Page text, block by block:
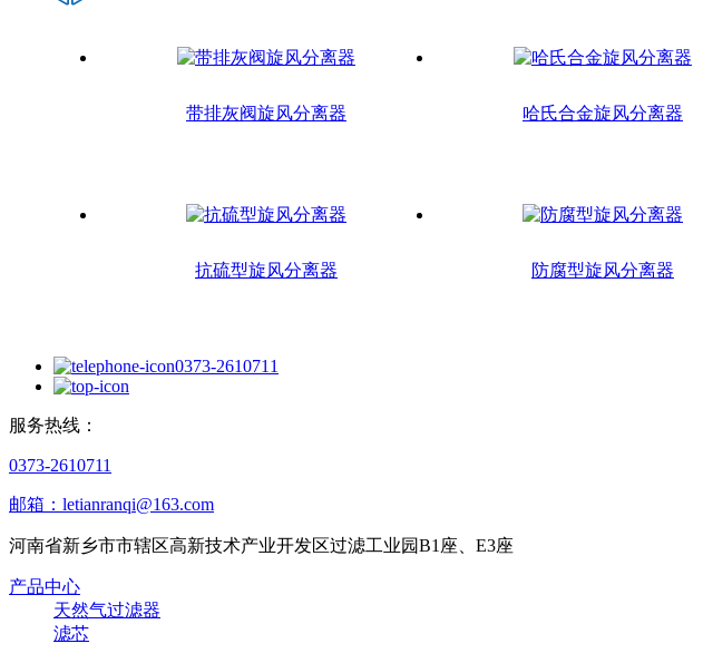
带排灰阀旋风分离器 哈氏合金旋风分离器
抗硫型旋风分离器 防腐型旋风分离器
0373-2610711
服务热线：
0373-2610711
邮箱：letianranqi@163.com
河南省新乡市市辖区高新技术产业开发区过滤工业园B1座、E3座
产品中心
天然气过滤器
滤芯